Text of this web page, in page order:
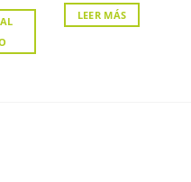
LEER MÁS